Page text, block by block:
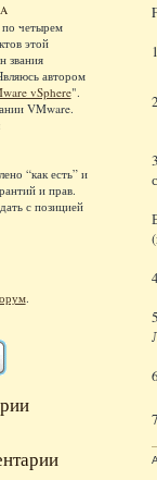
четырем
этой
звания
автором
vSphere".
VMware.
“как есть” и
и прав.
с позицией
.